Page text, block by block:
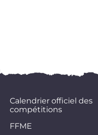
Calendrier officiel des
compétitions
FFME